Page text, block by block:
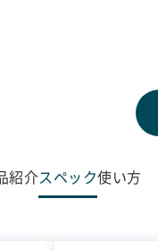
紹介スペック使い方